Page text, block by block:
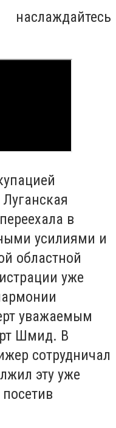
в
усилиями и
областной
уже
уважаемым
Шмид. В
сотрудничал
эту уже